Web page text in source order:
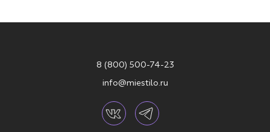
8 (800) 500-74-23
info@miestilo.ru